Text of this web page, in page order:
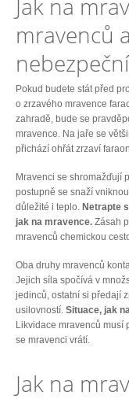
Jak na
mravenců
nebezpeční
Pokud budete stát před
o zrzavého mravence
zahradě, bude se
mravence. Na jaře se
přichází ohřát zrzaví
Mravenci se shromažďují
postupně se snaží
důležité i teplo. Netrapte
jak na mravence. Zásah
mravenců chemickou
Oba druhy mravenců
Jejich síla spočívá v
jedinců, ostatní si předají
usilovností. Situace, jak
Likvidace mravenců musí
se mravenci vrátí.
Jak na